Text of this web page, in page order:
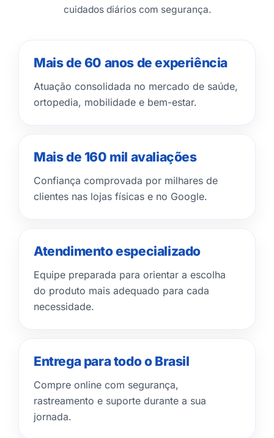
cuidados diários com segurança.
Mais de 60 anos de experiência
Atuação consolidada no mercado de saúde,
ortopedia, mobilidade e bem-estar.
Mais de 160 mil avaliações
Confiança comprovada por milhares de
clientes nas lojas físicas e no Google.
Atendimento especializado
Equipe preparada para orientar a escolha
do produto mais adequado para cada
necessidade.
Entrega para todo o Brasil
Compre online com segurança,
rastreamento e suporte durante a sua
jornada.